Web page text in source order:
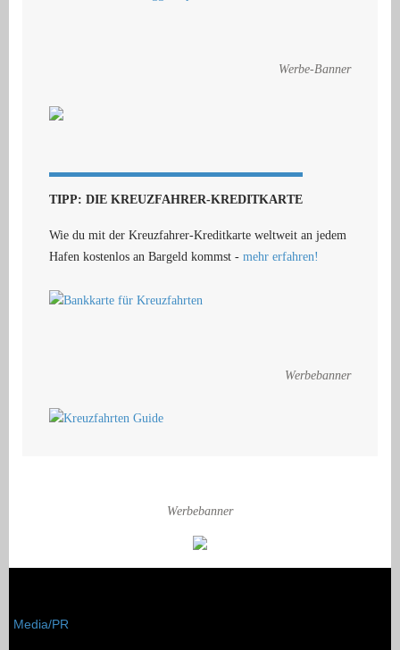
Werbe-Banner
TIPP: DIE KREUZFAHRER-KREDITKARTE
Wie du mit der Kreuzfahrer-Kreditkarte weltweit an jedem
Hafen kostenlos an Bargeld kommst - mehr erfahren!
Werbebanner
Werbebanner
Media/PR